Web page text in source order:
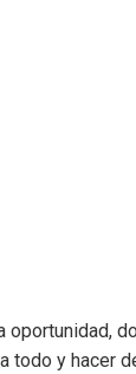
oportunidad,
todo y hacer